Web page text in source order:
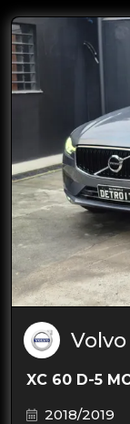
Volvo
XC 60 D-5
2018/2019